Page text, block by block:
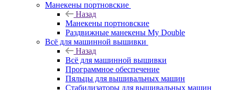
Манекены портновские
Назад
Манекены портновские
Раздвижные манекены My Double
Всё для машинной вышивки
Назад
Всё для машинной вышивки
Программное обеспечение
Пяльцы для вышивальных машин
Стабилизаторы для вышивальных машин